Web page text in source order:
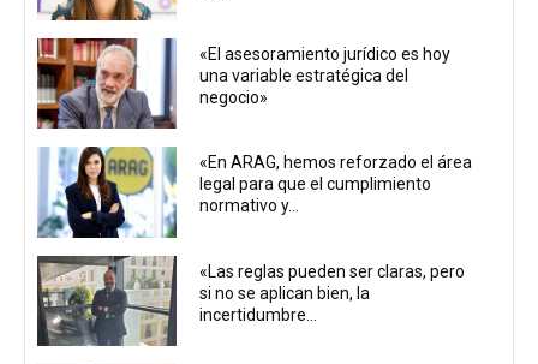
«El asesoramiento jurídico es hoy
una variable estratégica del
negocio»
«En ARAG, hemos reforzado el área
legal para que el cumplimiento
normativo y...
«Las reglas pueden ser claras, pero
si no se aplican bien, la
incertidumbre...